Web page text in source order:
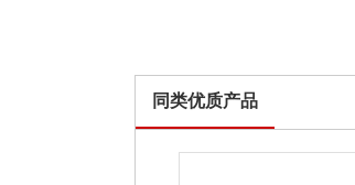
同类优质产品